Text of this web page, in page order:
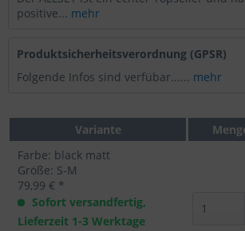
positive... mehr
Produktsicherheitsverordnung (GPSR)
Folgende Infos sind verfübar...... mehr
Variante
Farbe: black matt
Größe: S-M
79,99 € *
Sofort versandfertig,
Lieferzeit 1-3 Werktage